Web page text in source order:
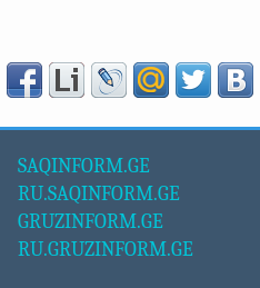
SAQINFORM.GE
RU.SAQINFORM.GE
GRUZINFORM.GE
RU.GRUZINFORM.GE